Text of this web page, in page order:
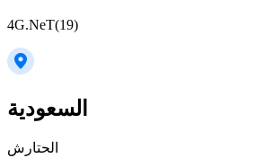
4G.NeT(19)
السعودية
الحتارش